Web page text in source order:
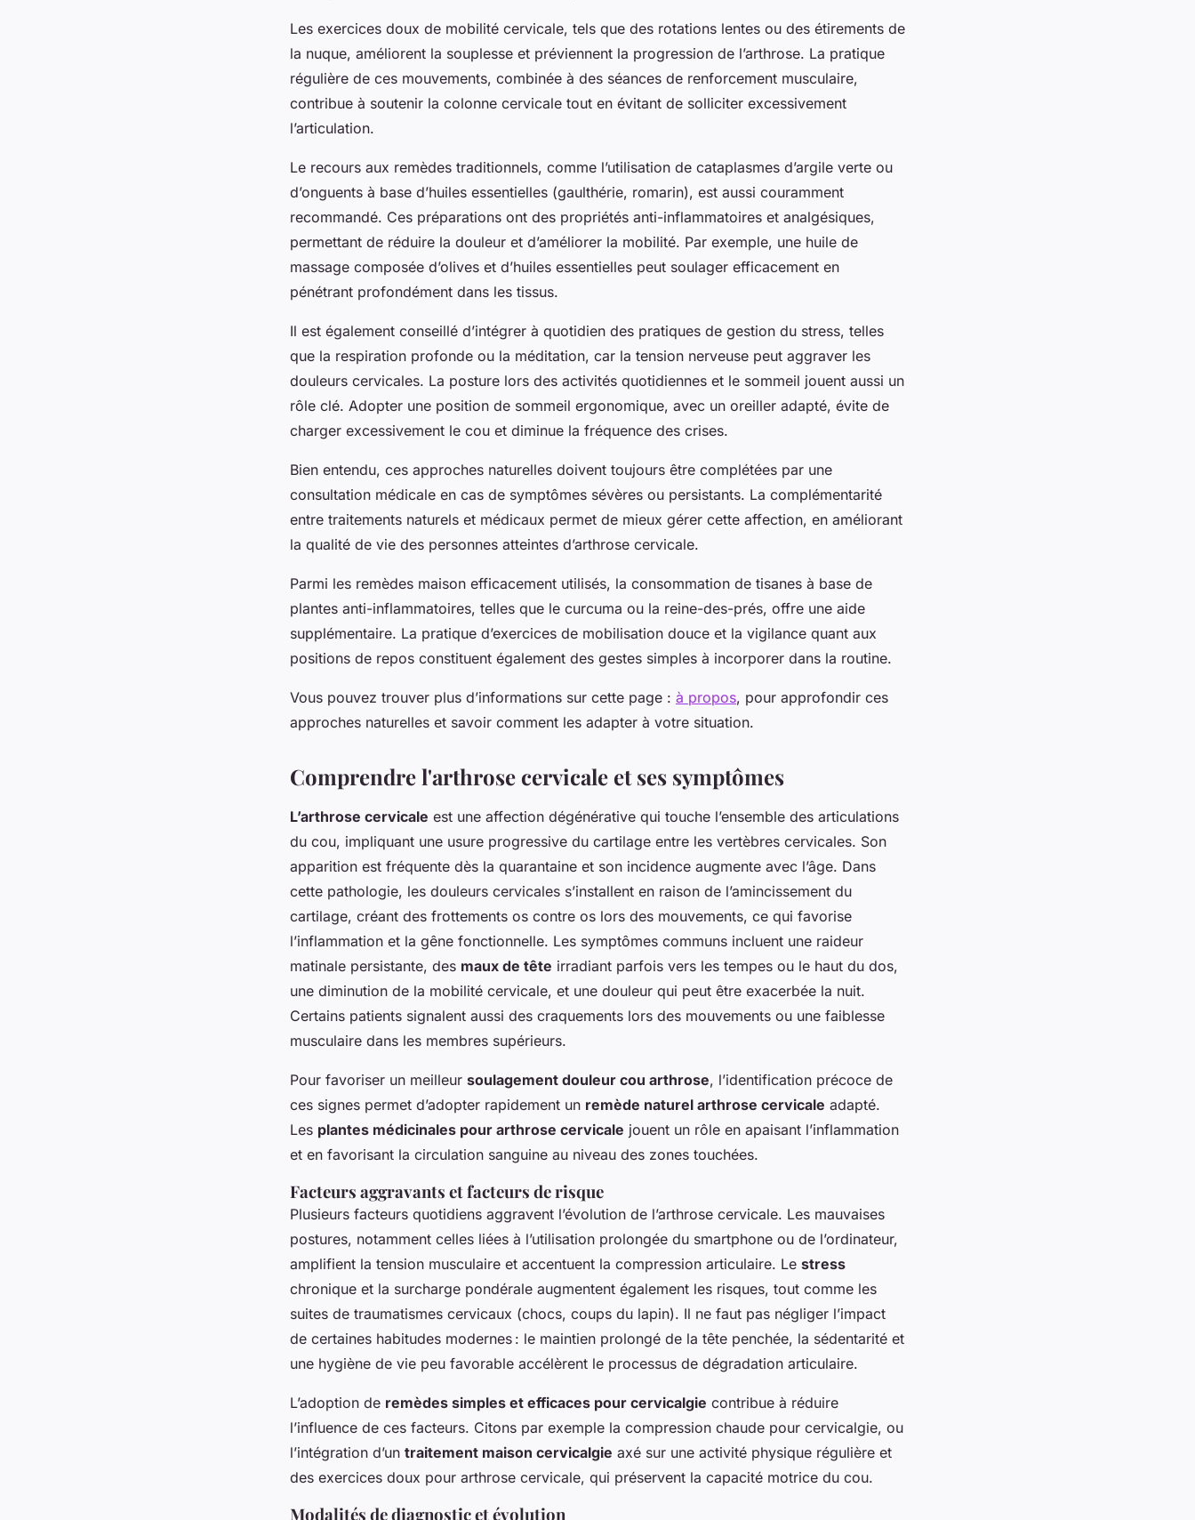
Les exercices doux de mobilité cervicale, tels que des rotations lentes ou des étirements de
la nuque, améliorent la souplesse et préviennent la progression de l’arthrose. La pratique
régulière de ces mouvements, combinée à des séances de renforcement musculaire,
contribue à soutenir la colonne cervicale tout en évitant de solliciter excessivement
l’articulation.
Le recours aux remèdes traditionnels, comme l’utilisation de cataplasmes d’argile verte ou
d’onguents à base d’huiles essentielles (gaulthérie, romarin), est aussi couramment
recommandé. Ces préparations ont des propriétés anti-inflammatoires et analgésiques,
permettant de réduire la douleur et d’améliorer la mobilité. Par exemple, une huile de
massage composée d’olives et d’huiles essentielles peut soulager efficacement en
pénétrant profondément dans les tissus.
Il est également conseillé d’intégrer à quotidien des pratiques de gestion du stress, telles
que la respiration profonde ou la méditation, car la tension nerveuse peut aggraver les
douleurs cervicales. La posture lors des activités quotidiennes et le sommeil jouent aussi un
rôle clé. Adopter une position de sommeil ergonomique, avec un oreiller adapté, évite de
charger excessivement le cou et diminue la fréquence des crises.
Bien entendu, ces approches naturelles doivent toujours être complétées par une
consultation médicale en cas de symptômes sévères ou persistants. La complémentarité
entre traitements naturels et médicaux permet de mieux gérer cette affection, en améliorant
la qualité de vie des personnes atteintes d’arthrose cervicale.
Parmi les remèdes maison efficacement utilisés, la consommation de tisanes à base de
plantes anti-inflammatoires, telles que le curcuma ou la reine-des-prés, offre une aide
supplémentaire. La pratique d’exercices de mobilisation douce et la vigilance quant aux
positions de repos constituent également des gestes simples à incorporer dans la routine.
Vous pouvez trouver plus d’informations sur cette page : à propos, pour approfondir ces
approches naturelles et savoir comment les adapter à votre situation.
Comprendre l'arthrose cervicale et ses symptômes
L’arthrose cervicale est une affection dégénérative qui touche l’ensemble des articulations
du cou, impliquant une usure progressive du cartilage entre les vertèbres cervicales. Son
apparition est fréquente dès la quarantaine et son incidence augmente avec l’âge. Dans
cette pathologie, les douleurs cervicales s’installent en raison de l’amincissement du
cartilage, créant des frottements os contre os lors des mouvements, ce qui favorise
l’inflammation et la gêne fonctionnelle. Les symptômes communs incluent une raideur
matinale persistante, des maux de tête irradiant parfois vers les tempes ou le haut du dos,
une diminution de la mobilité cervicale, et une douleur qui peut être exacerbée la nuit.
Certains patients signalent aussi des craquements lors des mouvements ou une faiblesse
musculaire dans les membres supérieurs.
Pour favoriser un meilleur soulagement douleur cou arthrose, l’identification précoce de
ces signes permet d’adopter rapidement un remède naturel arthrose cervicale adapté.
Les plantes médicinales pour arthrose cervicale jouent un rôle en apaisant l’inflammation
et en favorisant la circulation sanguine au niveau des zones touchées.
Facteurs aggravants et facteurs de risque
Plusieurs facteurs quotidiens aggravent l’évolution de l’arthrose cervicale. Les mauvaises
postures, notamment celles liées à l’utilisation prolongée du smartphone ou de l’ordinateur,
amplifient la tension musculaire et accentuent la compression articulaire. Le stress
chronique et la surcharge pondérale augmentent également les risques, tout comme les
suites de traumatismes cervicaux (chocs, coups du lapin). Il ne faut pas négliger l’impact
de certaines habitudes modernes : le maintien prolongé de la tête penchée, la sédentarité et
une hygiène de vie peu favorable accélèrent le processus de dégradation articulaire.
L’adoption de remèdes simples et efficaces pour cervicalgie contribue à réduire
l’influence de ces facteurs. Citons par exemple la compression chaude pour cervicalgie, ou
l’intégration d’un traitement maison cervicalgie axé sur une activité physique régulière et
des exercices doux pour arthrose cervicale, qui préservent la capacité motrice du cou.
Modalités de diagnostic et évolution